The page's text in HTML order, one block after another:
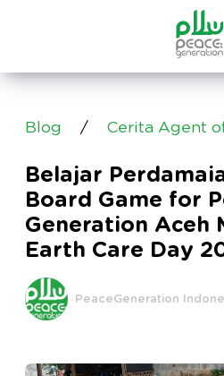
Blog / Cerita Agent
Belajar
Board Game for
Generation Aceh
Earth Care Day
PeaceGeneration